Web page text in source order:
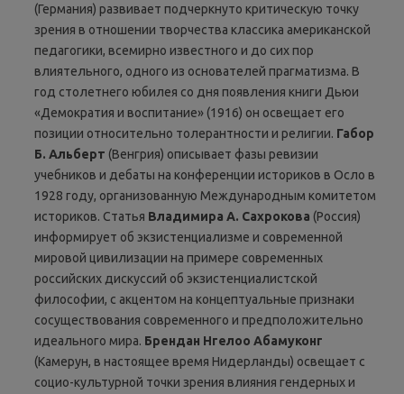
(Германия) развивает подчеркнуто критическую точку
зрения в отношении творчества классика американской
педагогики, всемирно известного и до сих пор
влиятельного, одного из основателей прагматизма. В
год столетнего юбилея со дня появления книги Дьюи
«Демократия и воспитание» (1916) он освещает его
позиции относительно толерантности и религии. Габор
Б. Альберт (Венгрия) описывает фазы ревизии
учебников и дебаты на конференции историков в Осло в
1928 году, организованную Международным комитетом
историков. Статья Владимира А. Сахрокова (Россия)
информирует об экзистенциализме и современной
мировой цивилизации на примере современных
российских дискуссий об экзистенциалистской
философии, с акцентом на концептуальные признаки
сосуществования современного и предположительно
идеального мира. Брендан Нгелоо Абамуконг
(Камерун, в настоящее время Нидерланды) освещает с
социо-культурной точки зрения влияния гендерных и